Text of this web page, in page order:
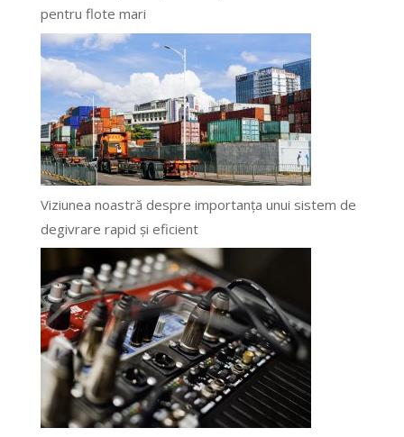
pentru flote mari
Viziunea noastră despre importanța unui sistem de
degivrare rapid și eficient